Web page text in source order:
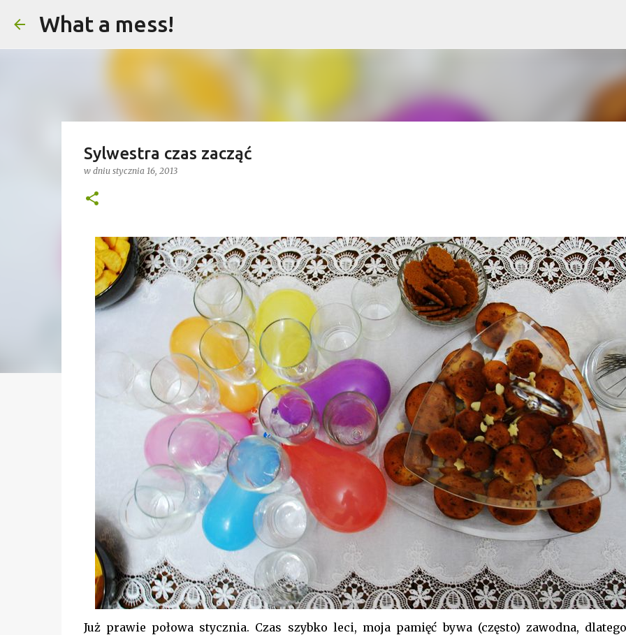
What a mess!
Sylwestra czas zacząć
w dniu stycznia 16, 2013
Już prawie połowa stycznia. Czas szybko leci, moja pamięć bywa (często) zawodna,